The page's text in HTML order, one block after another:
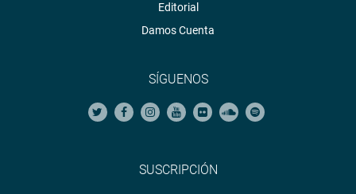
Editorial
Damos Cuenta
SÍGUENOS
SUSCRIPCIÓN